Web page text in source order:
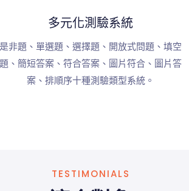
多元化測驗系統
是非題、單選題、選擇題、開放式問題、填空
題、簡短答案、符合答案、圖片符合、圖片答
案、排順序十種測驗類型系統。
TESTIMONIALS